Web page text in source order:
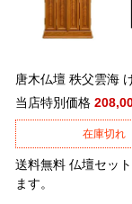
唐木仏壇 秩父雲海
当店特別価格
在庫切れ
送料無料 仏壇セッ
ます。